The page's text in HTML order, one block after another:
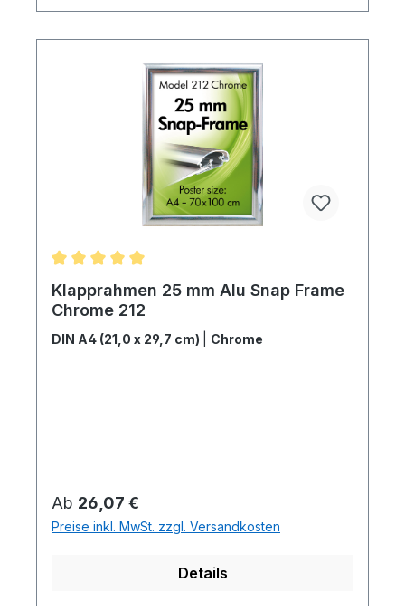
Durchschnittliche Bewertung von 5 von 5 Sternen
Klapprahmen 25 mm Alu Snap Frame
Chrome 212
DIN A4 (21,0 x 29,7 cm) Chrome
Regulärer Preis:
Ab 26,07 €
Preise inkl. MwSt. zzgl. Versandkosten
Details